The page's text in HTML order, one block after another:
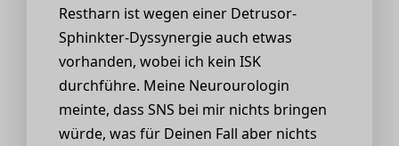
Restharn ist wegen einer Detrusor-
Sphinkter-Dyssynergie auch etwas
vorhanden, wobei ich kein ISK
durchführe. Meine Neurourologin
meinte, dass SNS bei mir nichts bringen
würde, was für Deinen Fall aber nichts